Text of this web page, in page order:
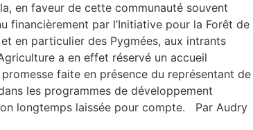
en faveur de cette communauté souvent
financièrement par l’Initiative pour la Forêt de
en particulier des Pygmées, aux intrants
a en effet réservé un accueil
faite en présence du représentant de
les programmes de développement
longtemps laissée pour compte. Par Audry